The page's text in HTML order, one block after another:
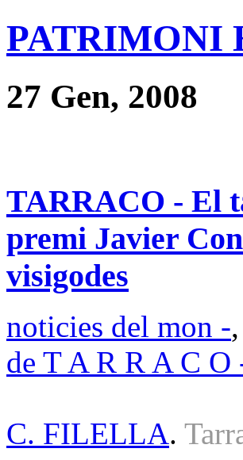
PATRIMONI
27 Gen, 2008
TARRACO - El
premi Javier
visigodes
noticies del mon -,
de T A R R A C O
C. FILELLA.